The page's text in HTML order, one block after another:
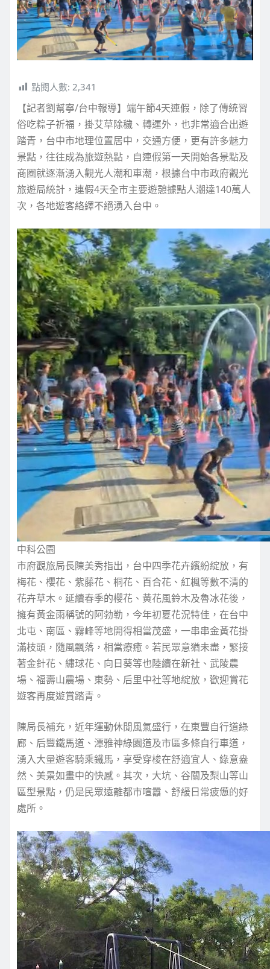
點閱人數: 2,341
【記者劉幫寧/台中報導】端午節4天連假，除了傳統習
俗吃粽子祈福，掛艾草除穢、轉運外，也非常適合出遊
踏青，台中市地理位置居中，交通方便，更有許多魅力
景點，往往成為旅遊熱點，自連假第一天開始各景點及
商圈就逐漸湧入觀光人潮和車潮，根據台中市政府觀光
旅遊局統計，連假4天全市主要遊憩據點人潮達140萬人
次，各地遊客絡繹不絕湧入台中。
中科公園
市府觀旅局長陳美秀指出，台中四季花卉繽紛綻放，有
梅花、櫻花、紫藤花、桐花、百合花、紅楓等數不清的
花卉草木。延續春季的櫻花、黃花風鈴木及魯冰花後，
擁有黃金雨稱號的阿勃勒，今年初夏花況特佳，在台中
北屯、南區、霧峰等地開得相當茂盛，一串串金黃花掛
滿枝頭，隨風飄落，相當療癒。若民眾意猶未盡，緊接
著金針花、繡球花、向日葵等也陸續在新社、武陵農
場、福壽山農場、東勢、后里中社等地綻放，歡迎賞花
遊客再度遊賞踏青。
陳局長補充，近年運動休閒風氣盛行，在東豐自行道綠
廊、后豐鐵馬道、潭雅神綠園道及市區多條自行車道，
湧入大量遊客騎乘鐵馬，享受穿梭在舒適宜人、綠意盎
然、美景如畫中的快感。其次，大坑、谷關及梨山等山
區型景點，仍是民眾遠離都市喧囂、舒緩日常疲憊的好
處所。